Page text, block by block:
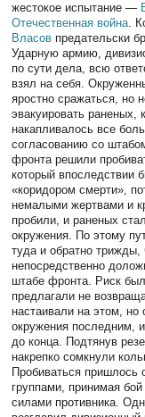
жестокое испытание —
Отечественная война .
Власов предательски
Ударную армию,
по сути дела, всю
взял на себя.
яростно сражаться, но
эвакуировать раненых,
накапливалось все
согласованию со
фронта решили
который впоследствии
«коридором смерти»,
немалыми жертвами и
пробили, и раненых
окружения. По этому
туда и обратно трижды,
непосредственно
штабе фронта. Риск
предлагали не
настаивали на этом,
окружения последним,
до конца. Подтянув
накрепко сомкнули
Пробиваться пришлось
группами, принимая
силами противника.